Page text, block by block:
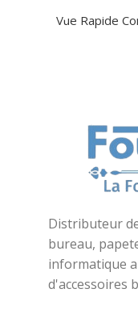
Vue Rapide
Distributeur
bureau,
informatique
d'accessoires